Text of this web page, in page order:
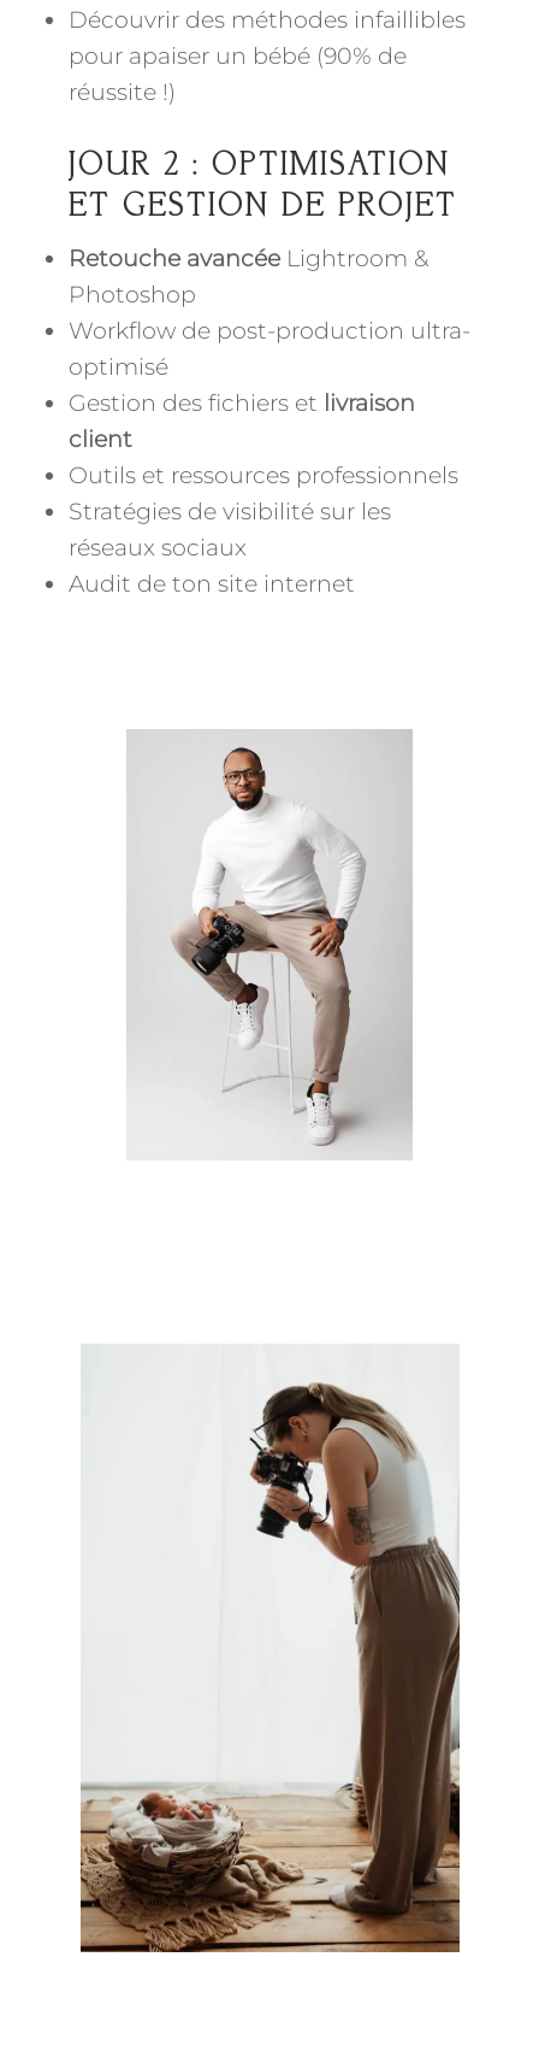
Découvrir des méthodes infaillibles
pour apaiser un bébé (90% de
réussite !)
JOUR 2 : OPTIMISATION
ET GESTION DE PROJET
Retouche avancéeLightroom &
Photoshop
Workflow de post-production ultra-
optimisé
Gestion des fichiers et livraison
client
Outils et ressources professionnels
Stratégies de visibilité sur les
réseaux sociaux
Audit de ton site internet